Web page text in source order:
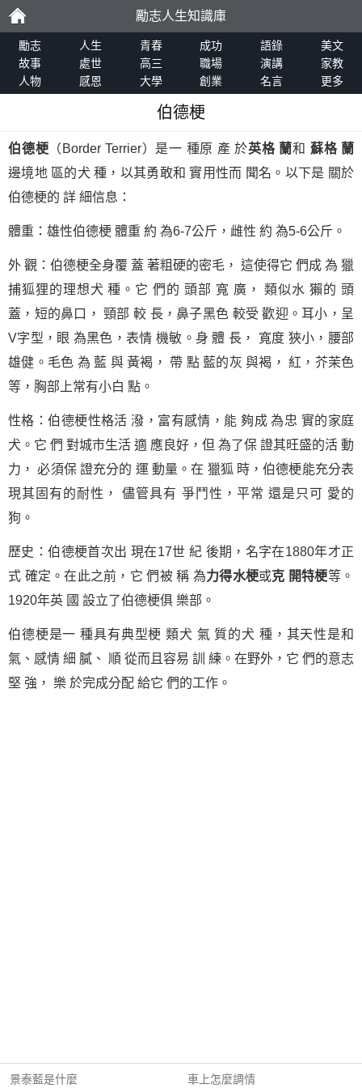
勵
志
勵志人生知識庫
勵志 人生 青春 成功 語錄
美文
故事
處世 高三 職場 演講
家教
人物
感恩 大學 創業 名言 更多
伯德梗
伯德梗 （Border Terrier）是一 種原 產 於英格 蘭和 蘇格 蘭
邊境地 區的犬 種，以其勇敢和 實用性而 聞名。以下是 關於
伯德梗的 詳 細信息：
體重：雄性伯德梗 體重 約 為6-7公斤，雌性 約 為5-6公斤。
外 觀：伯德梗全身覆 蓋 著粗硬的密毛， 這使得它 們成 為 獵
捕狐狸的理想犬 種。它 們的 頭部 寬 廣， 類似水 獺的 頭
蓋，短的鼻口， 頸部 較 長，鼻子黑色 較受 歡迎。耳小，呈
V字型，眼 為黑色，表情 機敏。身 體 長， 寬度 狹小，腰部
雄健。毛色 為 藍 與 黃褐， 帶 點 藍的灰 與褐， 紅，芥茉色
等，胸部上常有小白 點。
性格：伯德梗性格活 潑，富有感情，能 夠成 為忠 實的家庭
犬。它 們 對城市生活 適 應良好，但 為了保 證其旺盛的活 動
力， 必須保 證充分的 運 動量。在 獵狐 時，伯德梗能充分表
現其固有的耐性， 儘管具有 爭鬥性，平常 還是只可 愛的
狗。
歷史：伯德梗首次出 現在17世 紀 後期，名字在1880年才正
式 確定。在此之前，它 們被 稱 為力得水梗或克 開特梗等。
1920年英 國 設立了伯德梗俱 樂部。
伯德梗是一 種具有典型梗 類犬 氣 質的犬 種，其天性是和
氣、感情 細 膩、 順 從而且容易 訓 練。在野外，它 們的意志
堅 強， 樂 於完成分配 給它 們的工作。
景泰藍是什麼 車上怎麼調情